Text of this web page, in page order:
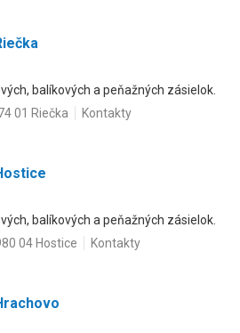
balíkových a peňažných zásielok.
01 Riečka Kontakty
balíkových a peňažných zásielok.
04 Hostice Kontakty